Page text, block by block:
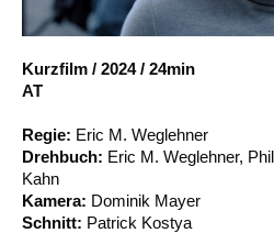
Account
Kurzfilm / 2024 / 24min
AT
Regie: Eric M. Weglehner
Drehbuch: Eric M. Weglehner,
Kahn
Kamera: Dominik Mayer
Schnitt: Patrick Kostya